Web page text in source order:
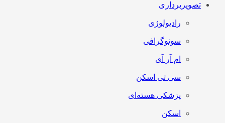
تصویربرداری
رادیولوژی
سونوگرافی
ام آر آی
سی تی اسکن
پزشکی هسته‌ای
اسکن